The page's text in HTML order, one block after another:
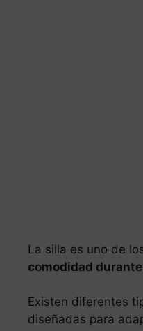
La silla es uno de
comodidad
Existen diferentes
diseñadas para